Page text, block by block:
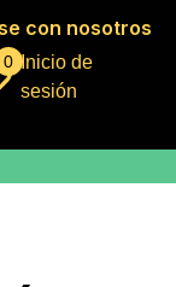
con nosotros
0 Inicio de
sesión